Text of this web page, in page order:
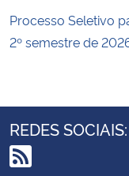
Processo Seletivo
2º semestre de
REDES SOCIAIS: